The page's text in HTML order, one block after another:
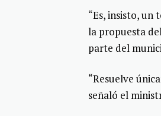
“Es, insisto, un
la propuesta
parte del
“Resuelve
señaló el